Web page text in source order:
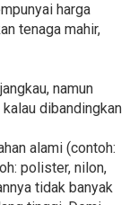
harga
tenaga mahir,
namun
dibandingkan
alami (contoh:
polister, nilon,
tidak banyak